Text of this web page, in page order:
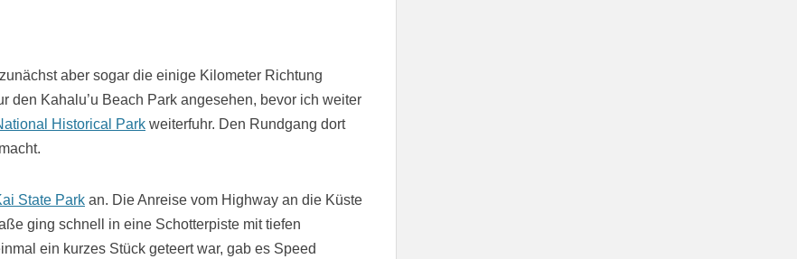
aber sogar die einige Kilometer Richtung
den Kahalu’u Beach Park angesehen, bevor ich weiter
Historical Park weiterfuhr. Den Rundgang dort
State Park an. Die Anreise vom Highway an die Küste
ging schnell in eine Schotterpiste mit tiefen
ein kurzes Stück geteert war, gab es Speed